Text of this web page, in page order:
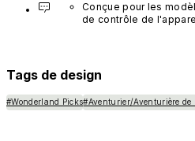
Conçue pour les
de contrôle de
Tags de design
#Wonderland Picks#Aventurier/Aventurière de